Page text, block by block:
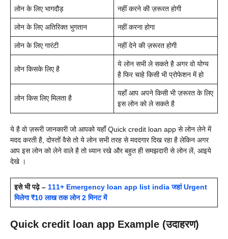
लोन के लिए भागदौड़ नहीं करने की ज़रूरत होगी
लोन के लिए अतिरिक्त भुगतान नहीं करना होगा
लोन के लिए गारंटी नहीं देने की ज़रूरत होगी
लोन किसके लिए है
ये लोन सभी ले सकते है अगर वो योग्य
है फिर चाहे किसी भी प्रोफेशन में हो
लोन किस लिए मिलता है
यहाँ आप अपने किसी भी ज़रूरत के लिए
इस लोन को ले सकते है
ये है वो ज़रूरी जानकारी जो आपको यहाँQuick credit loan app से लोन लेने में
मदद करती है, दोस्तों वैसे तो ये लोन सभी तरह से मददगार दिख रहा है लेकिन अगर
आप इस लोन को लेने वाले है तो ध्यान रखे और बहुत ही समझदारी से लोन लें, आइये
देखे ।
इसे भी पढ़े – 111+ Emergency loan app list india जहां Urgent
मिलेगा ₹10 लाख तक लोन 2 मिनट में
Quick credit loan app Example (उदाहरण)